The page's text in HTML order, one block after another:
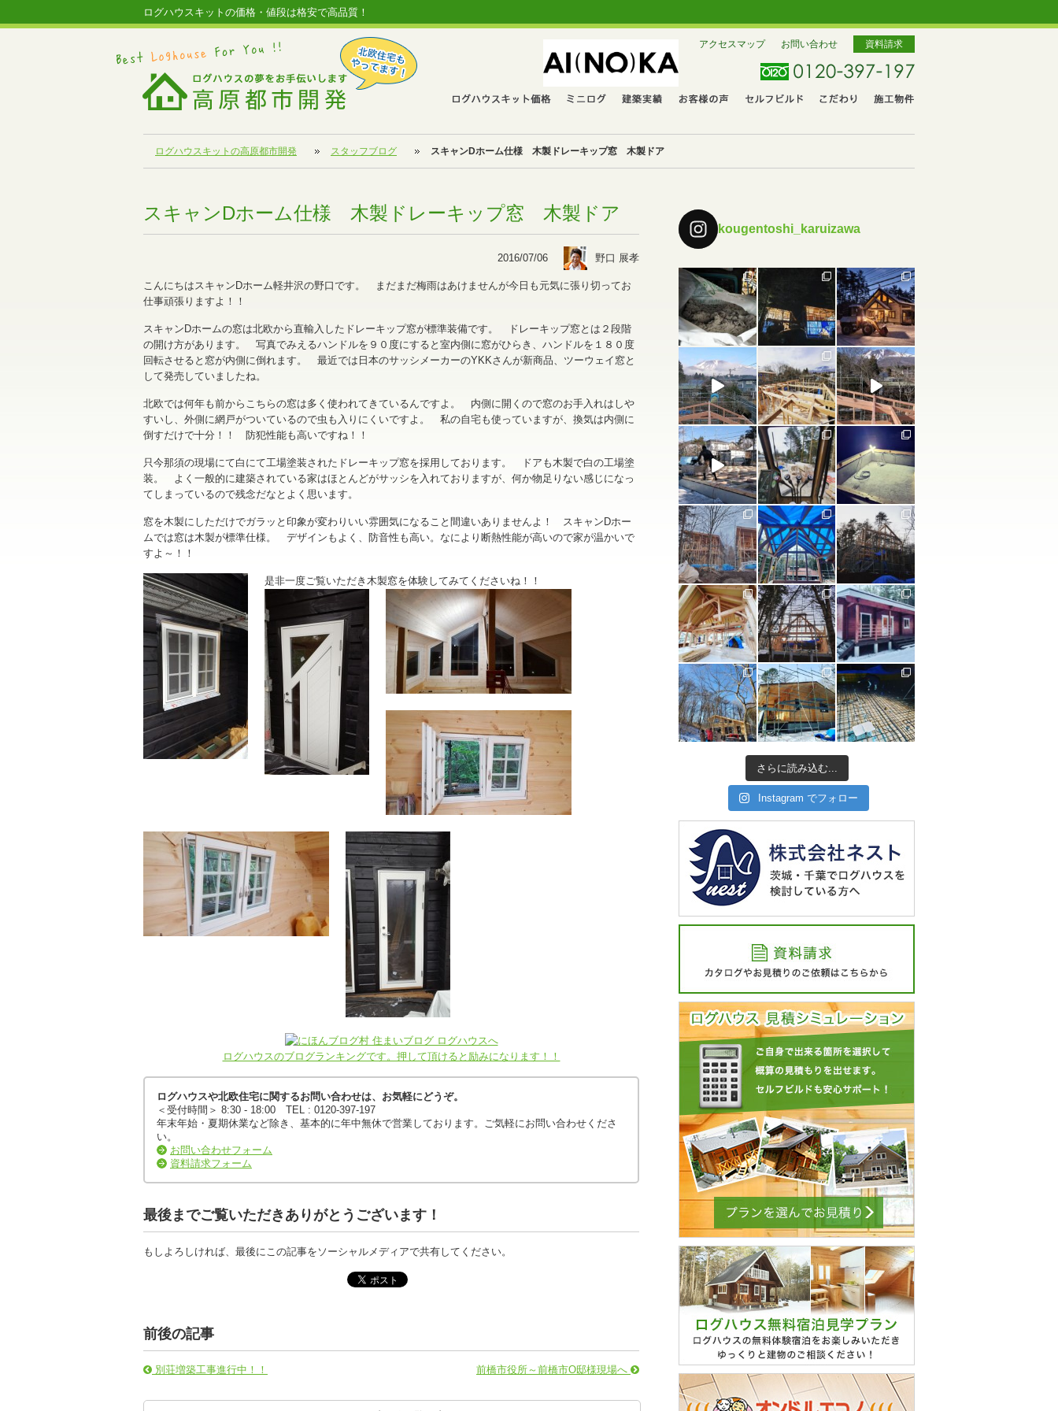
ログハウスキットの価格・値段は格安で高品質！
アクセスマップ お問い合わせ 資料請求
ログハウスキットの高原都市開発 スタッフブログ スキャンDホーム仕様 木製ドレーキップ窓 木製ドア
スキャンDホーム仕様 木製ドレーキップ窓 木製ドア
2016/07/06 野口 展孝
こんにちはスキャンDホーム軽井沢の野口です。 まだまだ梅雨はあけませんが今日も元気に張り切ってお
仕事頑張りますよ！！
スキャンDホームの窓は北欧から直輸入したドレーキップ窓が標準装備です。 ドレーキップ窓とは２段階
の開け方があります。 写真でみえるハンドルを９０度にすると室内側に窓がひらき、ハンドルを１８０度
回転させると窓が内側に倒れます。 最近では日本のサッシメーカーのYKKさんが新商品、ツーウェイ窓と
して発売していましたね。
北欧では何年も前からこちらの窓は多く使われてきているんですよ。 内側に開くので窓のお手入れはしや
すいし、外側に網戸がついているので虫も入りにくいですよ。 私の自宅も使っていますが、換気は内側に
倒すだけで十分！！ 防犯性能も高いですね！！
只今那須の現場にて白にて工場塗装されたドレーキップ窓を採用しております。 ドアも木製で白の工場塗
装。 よく一般的に建築されている家はほとんどがサッシを入れておりますが、何か物足りない感じになっ
てしまっているので残念だなとよく思います。
窓を木製にしただけでガラッと印象が変わりいい雰囲気になること間違いありませんよ！ スキャンDホー
ムでは窓は木製が標準仕様。 デザインもよく、防音性も高い。なにより断熱性能が高いので家が温かいで
すよ～！！
是非一度ご覧いただき木製窓を体験してみてくださいね！！
ログハウスのブログランキングです。押して頂けると励みになります！！
ログハウスや北欧住宅に関するお問い合わせは、お気軽にどうぞ。
＜受付時間＞ 8:30 - 18:00 TEL : 0120-397-197
年末年始・夏期休業など除き、基本的に年中無休で営業しております。ご気軽にお問い合わせくださ
い。
お問い合わせフォーム
資料請求フォーム
最後までご覧いただきありがとうございます！
もしよろしければ、最後にこの記事をソーシャルメディアで共有してください。
前後の記事
別荘増築工事進行中！！ 前橋市役所～前橋市O邸様現場へ
kougentoshi_karuizawa
さらに読み込む...
Instagram でフォロー